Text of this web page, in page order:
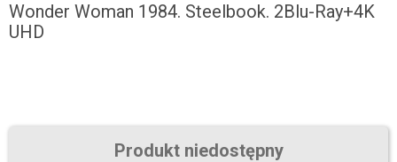
Wonder Woman 1984. Steelbook. 2Blu-Ray+4K
UHD
Produkt niedostępny